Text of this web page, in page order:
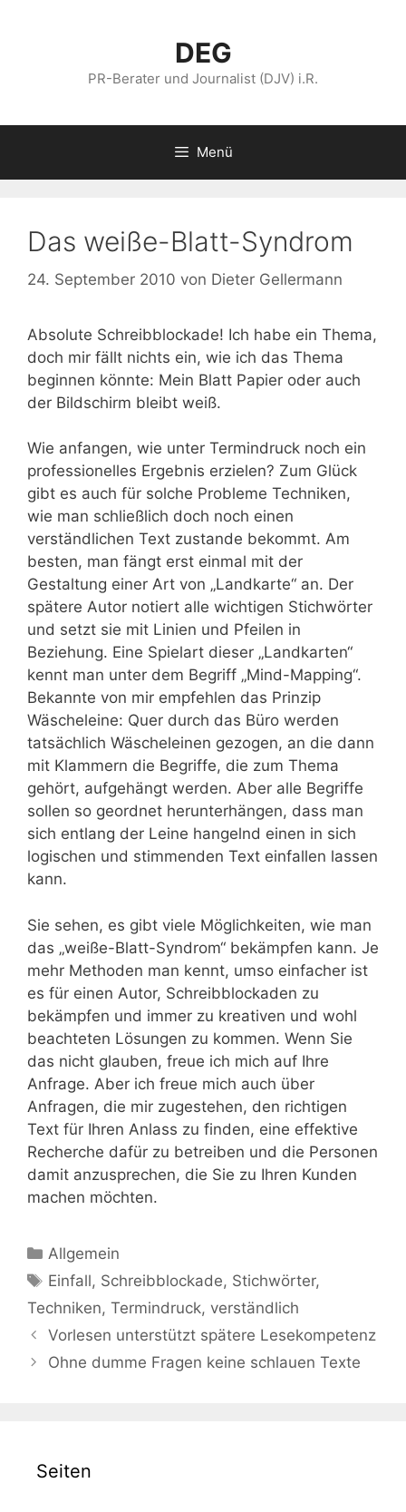
DEG
PR-Berater und Journalist (DJV) i.R.
Menü
Das weiße-Blatt-Syndrom
24. September 2010 von Dieter Gellermann
Absolute Schreibblockade! Ich habe ein Thema,
doch mir fällt nichts ein, wie ich das Thema
beginnen könnte: Mein Blatt Papier oder auch
der Bildschirm bleibt weiß.
Wie anfangen, wie unter Termindruck noch ein
professionelles Ergebnis erzielen? Zum Glück
gibt es auch für solche Probleme Techniken,
wie man schließlich doch noch einen
verständlichen Text zustande bekommt. Am
besten, man fängt erst einmal mit der
Gestaltung einer Art von „Landkarte“ an. Der
spätere Autor notiert alle wichtigen Stichwörter
und setzt sie mit Linien und Pfeilen in
Beziehung. Eine Spielart dieser „Landkarten“
kennt man unter dem Begriff „Mind-Mapping“.
Bekannte von mir empfehlen das Prinzip
Wäscheleine: Quer durch das Büro werden
tatsächlich Wäscheleinen gezogen, an die dann
mit Klammern die Begriffe, die zum Thema
gehört, aufgehängt werden. Aber alle Begriffe
sollen so geordnet herunterhängen, dass man
sich entlang der Leine hangelnd einen in sich
logischen und stimmenden Text einfallen lassen
kann.
Sie sehen, es gibt viele Möglichkeiten, wie man
das „weiße-Blatt-Syndrom“ bekämpfen kann. Je
mehr Methoden man kennt, umso einfacher ist
es für einen Autor, Schreibblockaden zu
bekämpfen und immer zu kreativen und wohl
beachteten Lösungen zu kommen. Wenn Sie
das nicht glauben, freue ich mich auf Ihre
Anfrage. Aber ich freue mich auch über
Anfragen, die mir zugestehen, den richtigen
Text für Ihren Anlass zu finden, eine effektive
Recherche dafür zu betreiben und die Personen
damit anzusprechen, die Sie zu Ihren Kunden
machen möchten.
Kategorien
Allgemein
Schlagwörter
Einfall, Schreibblockade, Stichwörter,
Techniken, Termindruck, verständlich
Vorlesen unterstützt spätere Lesekompetenz
Ohne dumme Fragen keine schlauen Texte
Seiten